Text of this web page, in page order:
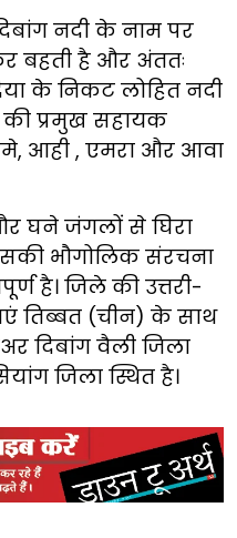
नदी के नाम पर
बहती है और अंततः
के निकट लोहित नदी
की प्रमुख सहायक
आही , एमरा और आवा
घने जंगलों से घिरा
भौगोलिक संरचना
है। जिले की उत्तरी-
तिब्बत (चीन) के साथ
दिबांग वैली जिला
जिला स्थित है।